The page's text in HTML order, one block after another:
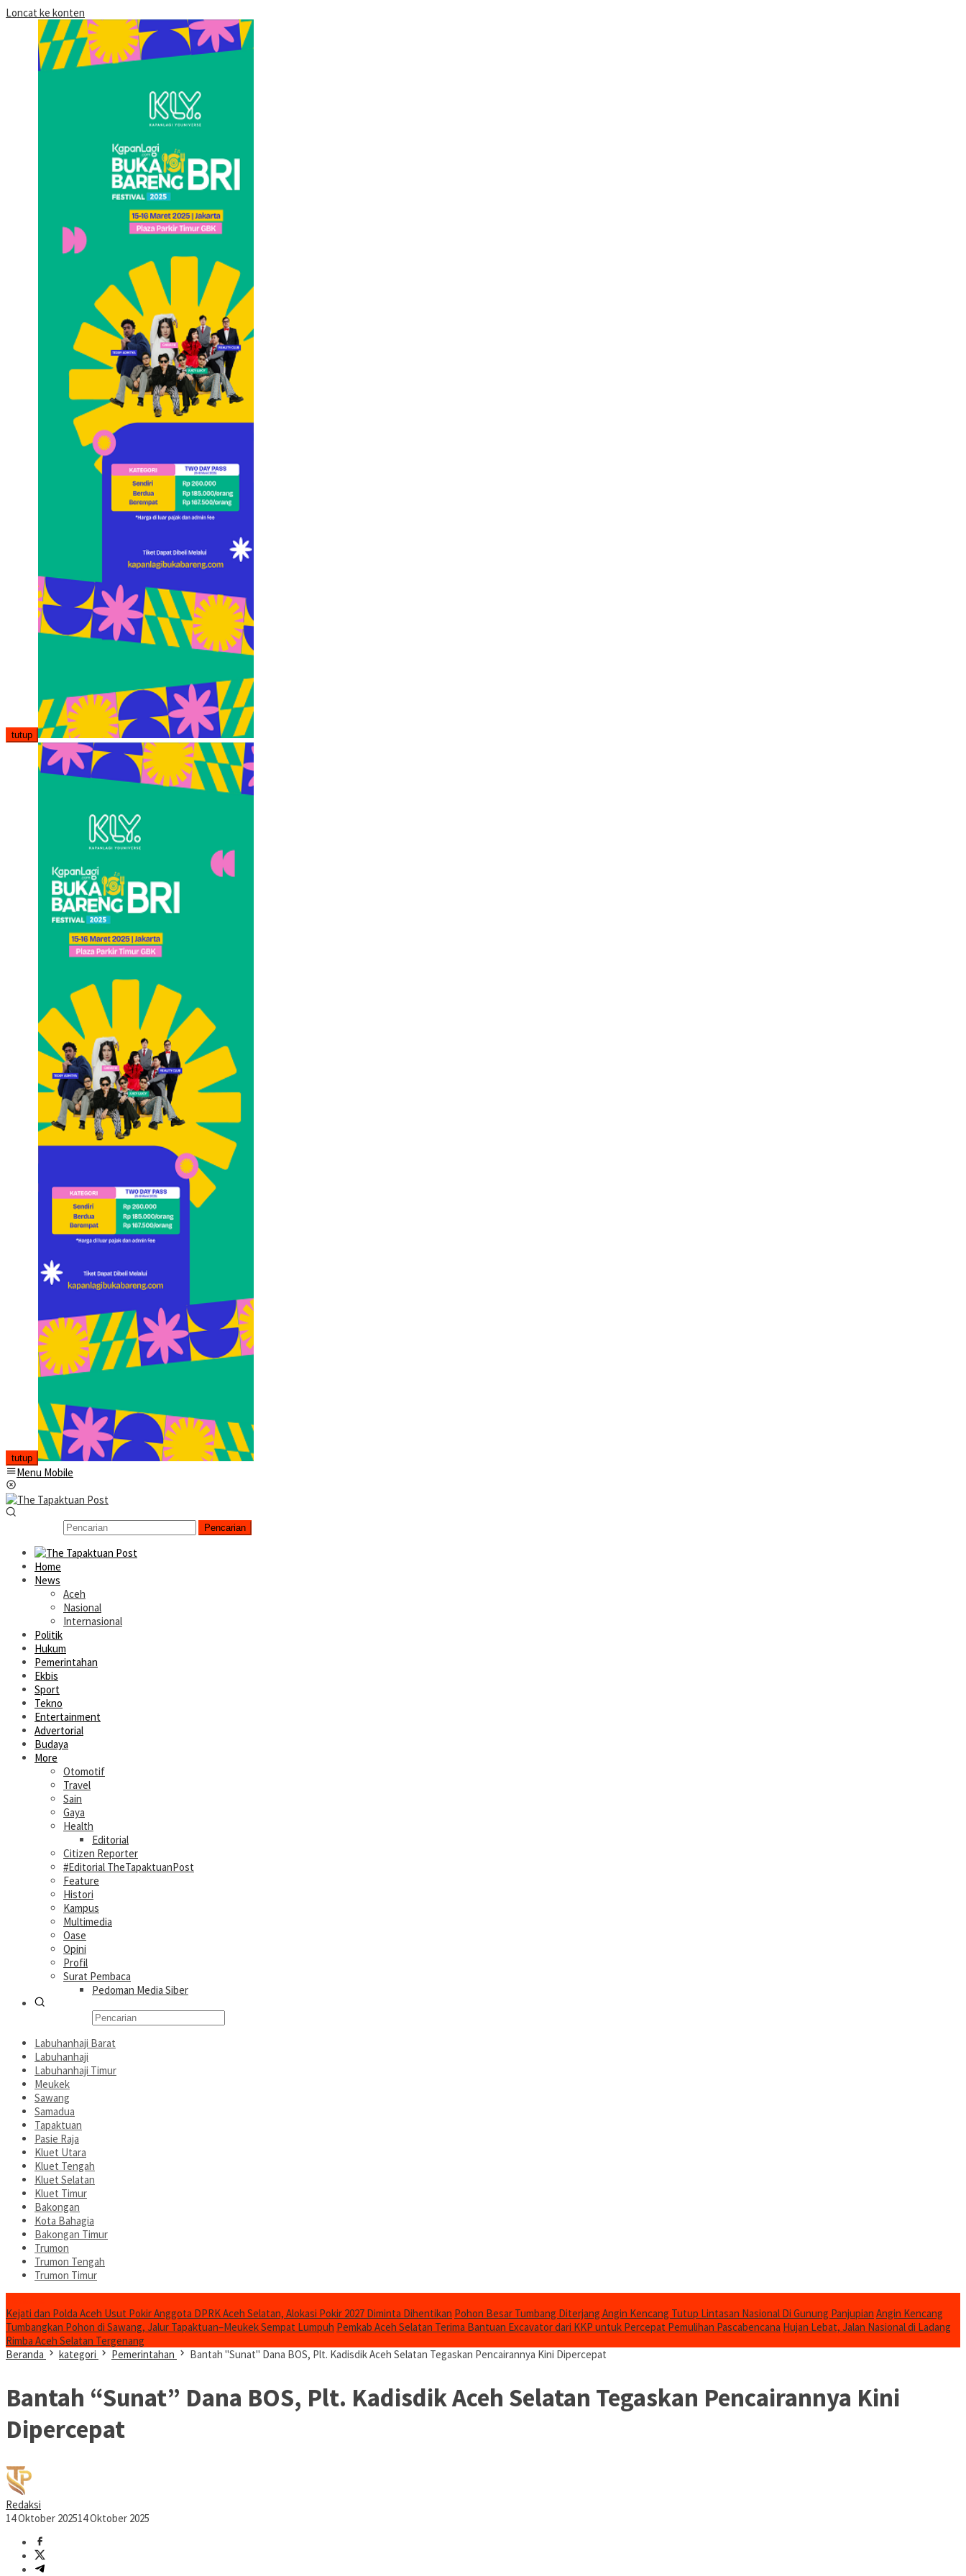
Loncat ke konten
tutup
tutup
Menu Mobile
Pencarian
Home
News
Aceh
Nasional
Internasional
Politik
Hukum
Pemerintahan
Ekbis
Sport
Tekno
Entertainment
Advertorial
Budaya
More
Otomotif
Travel
Sain
Gaya
Health
Editorial
Citizen Reporter
#Editorial TheTapaktuanPost
Feature
Histori
Kampus
Multimedia
Oase
Opini
Profil
Surat Pembaca
Pedoman Media Siber
Labuhanhaji Barat
Labuhanhaji
Labuhanhaji Timur
Meukek
Sawang
Samadua
Tapaktuan
Pasie Raja
Kluet Utara
Kluet Tengah
Kluet Selatan
Kluet Timur
Bakongan
Kota Bahagia
Bakongan Timur
Trumon
Trumon Tengah
Trumon Timur
Kejati dan Polda Aceh Usut Pokir Anggota DPRK Aceh Selatan, Alokasi Pokir 2027 Diminta Dihentikan Pohon Besar Tumbang Diterjang Angin Kencang Tutup Lintasan Nasional Di Gunung Panjupian Angin Kencang
Tumbangkan Pohon di Sawang, Jalur Tapaktuan–Meukek Sempat Lumpuh Pemkab Aceh Selatan Terima Bantuan Excavator dari KKP untuk Percepat Pemulihan Pascabencana Hujan Lebat, Jalan Nasional di Ladang
Rimba Aceh Selatan Tergenang
Beranda
kategori Pemerintahan Bantah "Sunat" Dana BOS, Plt. Kadisdik Aceh Selatan Tegaskan Pencairannya Kini Dipercepat
Bantah “Sunat” Dana BOS, Plt. Kadisdik Aceh Selatan Tegaskan Pencairannya Kini
Dipercepat
Redaksi
14 Oktober 202514 Oktober 2025